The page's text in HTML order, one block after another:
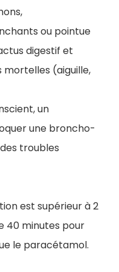
ou pointue
digestif et
mortelles (aiguille,
un
une broncho-
troubles
est supérieur à 2
40 minutes pour
le paracétamol.